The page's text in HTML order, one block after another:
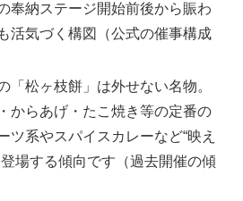
奉納ステージ開始前後から賑わ
活気づく構図（公式の催事構成
「松ヶ枝餅」は外せない名物。
からあげ・たこ焼き等の定番の
ツ系やスパイスカレーなど“映え
場する傾向です（過去開催の傾